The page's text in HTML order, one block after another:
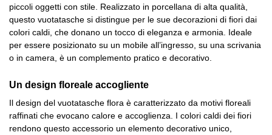
piccoli oggetti con stile. Realizzato in porcellana di alta qualità,
questo vuotatasche si distingue per le sue decorazioni di fiori dai
colori caldi, che donano un tocco di eleganza e armonia. Ideale
per essere posizionato su un mobile all’ingresso, su una scrivania
o in camera, è un complemento pratico e decorativo.
Un design floreale accogliente
Il design del vuotatasche flora è caratterizzato da motivi floreali
raffinati che evocano calore e accoglienza. I colori caldi dei fiori
rendono questo accessorio un elemento decorativo unico,